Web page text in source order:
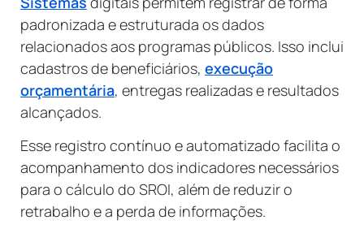
padronizada e estruturada os dados
relacionados aos programas públicos. Isso inclui
cadastros de beneficiários, execução
orçamentária, entregas realizadas e resultados
alcançados.
Esse registro contínuo e automatizado facilita o
acompanhamento dos indicadores necessários
para o cálculo do SROI, além de reduzir o
retrabalho e a perda de informações.